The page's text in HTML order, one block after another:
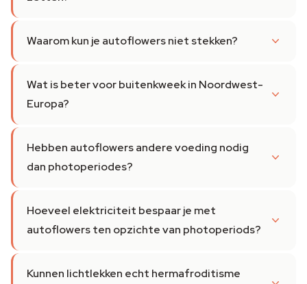
Waarom kun je autoflowers niet stekken?
Wat is beter voor buitenkweek in Noordwest-
Europa?
Hebben autoflowers andere voeding nodig
dan photoperiodes?
Hoeveel elektriciteit bespaar je met
autoflowers ten opzichte van photoperiods?
Kunnen lichtlekken echt hermafroditisme